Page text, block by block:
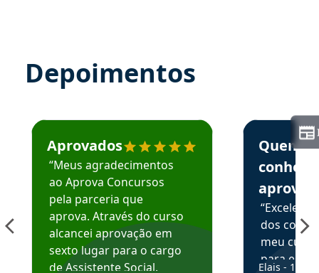
Depoimentos
Estudante José recomenda o Aprova Concursos em
Aprovados
“Meus agradecimentos
ao Aprova Concursos
pela parceria que
aprova. Através do curso
alcancei aprovação em
sexto lugar para o cargo
de Assistente Social.
Estudante
Quem
aprova
dos
meu
para
Elais - 15/